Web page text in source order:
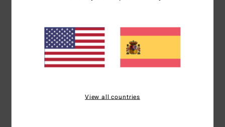
Fabricada a base de 85% caucho natural y 15% aditivos
sintéticos compuestos de bolder black y aceite de soja
Totalmente sin neopreno
Corte del traje:Completo de manga larga
Sistema de abertura con cremallera en el pecho
View all countries